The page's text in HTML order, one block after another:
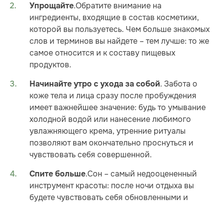
Упрощайте.Обратите внимание на
ингредиенты, входящие в состав косметики,
которой вы пользуетесь. Чем больше знакомых
слов и терминов вы найдете – тем лучше: то же
самое относится и к составу пищевых
продуктов.
Начинайте утро с ухода за собой. Забота о
коже тела и лица сразу после пробуждения
имеет важнейшее значение: будь то умывание
холодной водой или нанесение любимого
увлажняющего крема, утренние ритуалы
позволяют вам окончательно проснуться и
чувствовать себя совершенной.
Спите больше.Сон – самый недооцененный
инструмент красоты: после ночи отдыха вы
будете чувствовать себя обновленными и